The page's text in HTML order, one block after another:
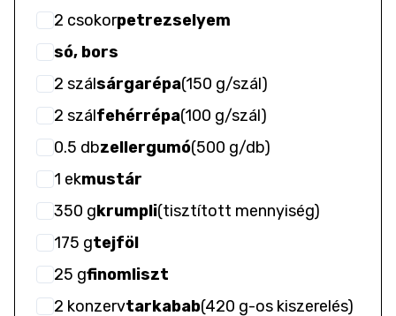
2 csokorpetrezselyem
só, bors
2 szálsárgarépa(150 g/szál)
2 szálfehérrépa(100 g/szál)
0.5 dbzellergumó(500 g/db)
1 ekmustár
350 gkrumpli(tisztított mennyiség)
175 gtejföl
25 gfinomliszt
2 konzervtarkabab(420 g-os kiszerelés)